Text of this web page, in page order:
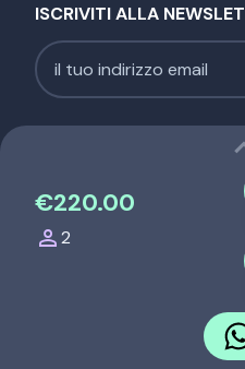
€220.00
person2
ISCRIVITI ALLA
NehEx srl - P.IVA.
-